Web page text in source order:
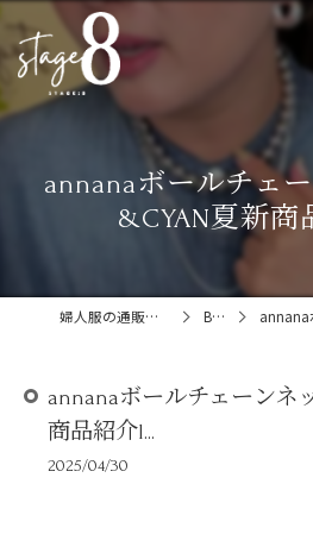
annanaボールチェ
&CYAN夏新商
婦人服の通販ならstage:8 Blog annanaボー
annanaボールチェーンネ
商品紹介l...
2025/04/30